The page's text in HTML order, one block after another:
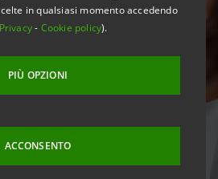
in qualsiasi momento accedendo
Privacy- Cookie policy).
PIÙ OPZIONI
ACCONSENTO